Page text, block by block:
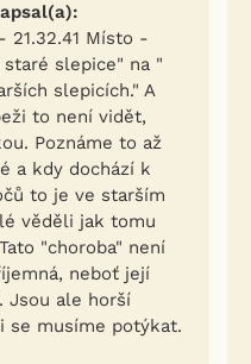
21.32.41 Místo -
slepice" na "
slepicích." A
to není vidět,
Poznáme to až
a kdy dochází k
to je ve starším
věděli jak tomu
"choroba" není
neboť její
Jsou ale horší
se musíme potýkat.